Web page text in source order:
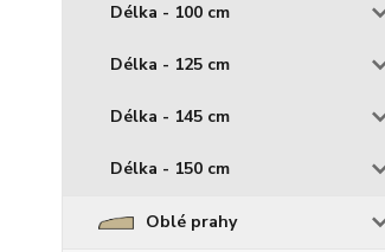
Délka - 100 cm
Délka - 125 cm
Délka - 145 cm
Délka - 150 cm
Oblé prahy